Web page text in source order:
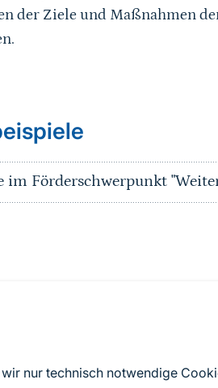
nur technisch notwendige
der Ziele und Maßnahmen
im Förderschwerpunkt